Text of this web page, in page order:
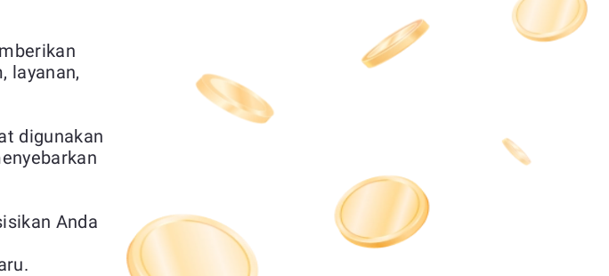
layanan,
digunakan
Anda